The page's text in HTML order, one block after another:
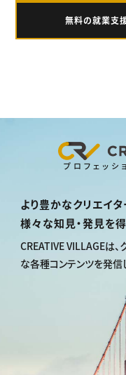
無料の就業支
プロフェッ
より豊かなクリエイタ
様々な知見・発見を得
CREATIVE VILLAGEは、
な各種コンテンツを発信